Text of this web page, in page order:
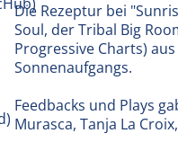
Die Rezeptur bei
Soul, der Tribal Big
Progressive Charts)
Sonnenaufgangs.
Feedbacks und Plays
Murasca, Tanja La